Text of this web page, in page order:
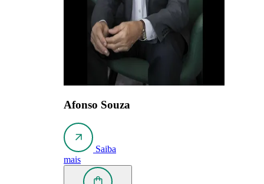
Afonso Souza
Saiba
mais